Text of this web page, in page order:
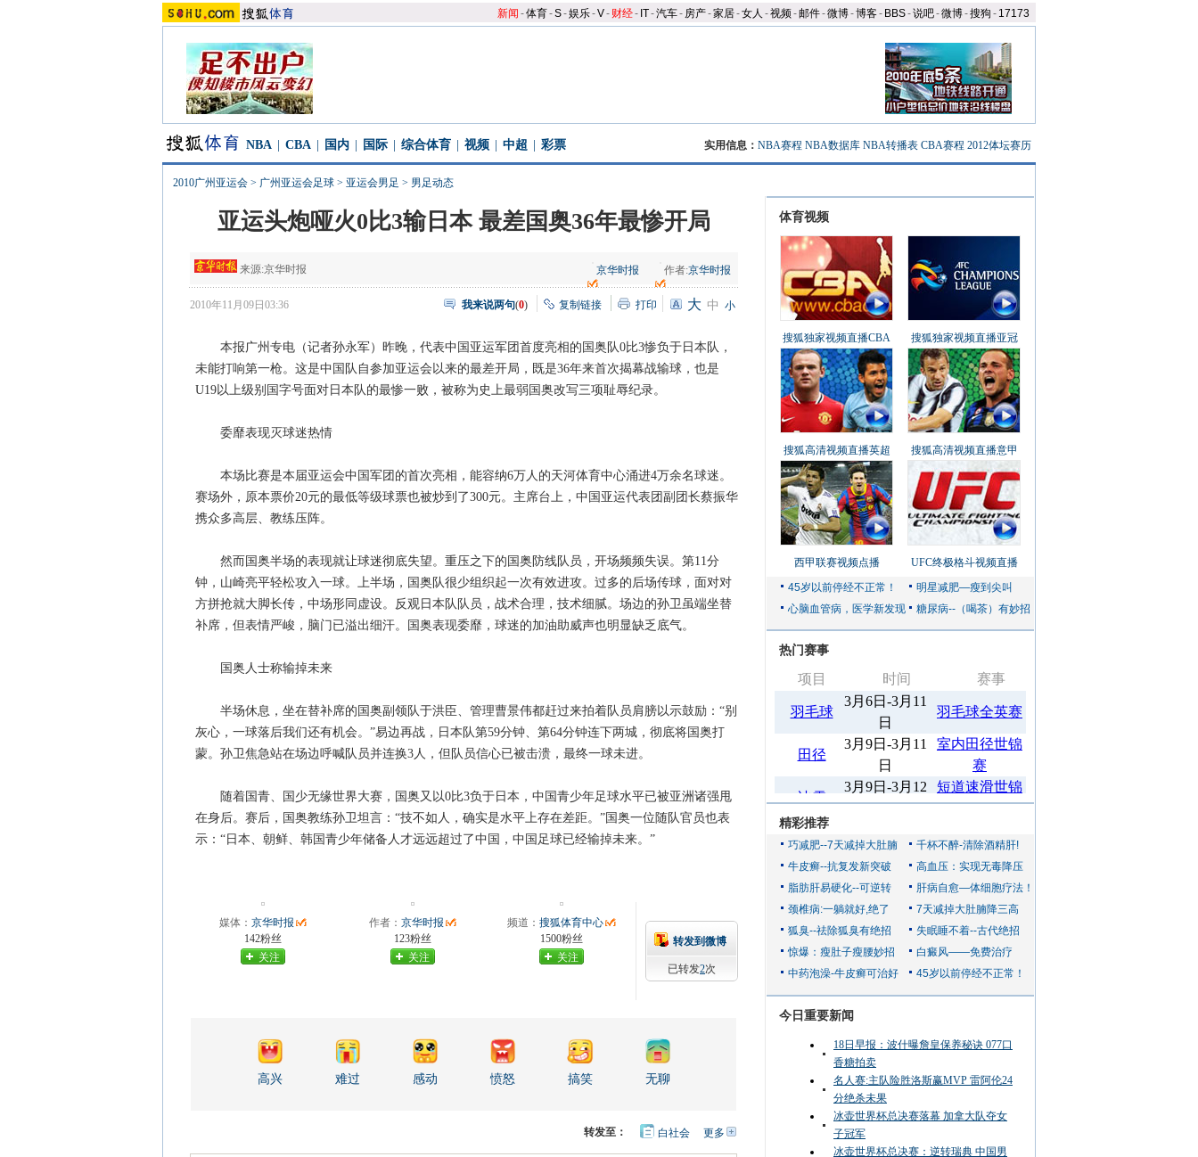
新闻 -体育-S-娱乐-V- 财经- IT-汽车- 房产-家居-女人 -视频-邮件-微博-博客- BBS-说吧-微博-搜狗 - 17173
NBA CBA 国内 国际 综合体育 视频 中超 彩票 实用信息： NBA赛程 NBA数据库 NBA转播表 CBA赛程 2012体坛赛历
2010广州亚运会 > 广州亚运会足球 > 亚运会男足 > 男足动态
亚运头炮哑火0比3输日本 最差国奥36年最惨开局
来源:京华时报 京华时报 作者:京华时报
2010年11月09日03:36 我来说两句(0) 复制链接 打印 大 中 小
本报广州专电（记者孙永军）昨晚，代表中国亚运军团首度亮相的国奥队0比3惨负于日本队，
未能打响第一枪。这是中国队自参加亚运会以来的最差开局，既是36年来首次揭幕战输球，也是
U19以上级别国字号面对日本队的最惨一败，被称为史上最弱国奥改写三项耻辱纪录。
委靡表现灭球迷热情
本场比赛是本届亚运会中国军团的首次亮相，能容纳6万人的天河体育中心涌进4万余名球迷。
赛场外，原本票价20元的最低等级球票也被炒到了300元。主席台上，中国亚运代表团副团长蔡振华
携众多高层、教练压阵。
然而国奥半场的表现就让球迷彻底失望。重压之下的国奥防线队员，开场频频失误。第11分
钟，山崎亮平轻松攻入一球。上半场，国奥队很少组织起一次有效进攻。过多的后场传球，面对对
方拼抢就大脚长传，中场形同虚设。反观日本队队员，战术合理，技术细腻。场边的孙卫虽端坐替
补席，但表情严峻，脑门已溢出细汗。国奥表现委靡，球迷的加油助威声也明显缺乏底气。
国奥人士称输掉未来
半场休息，坐在替补席的国奥副领队于洪臣、管理曹景伟都赶过来拍着队员肩膀以示鼓励：“别
灰心，一球落后我们还有机会。”易边再战，日本队第59分钟、第64分钟连下两城，彻底将国奥打
蒙。孙卫焦急站在场边呼喊队员并连换3人，但队员信心已被击溃，最终一球未进。
随着国青、国少无缘世界大赛，国奥又以0比3负于日本，中国青少年足球水平已被亚洲诸强甩
在身后。赛后，国奥教练孙卫坦言：“技不如人，确实是水平上存在差距。”国奥一位随队官员也表
示：“日本、朝鲜、韩国青少年储备人才远远超过了中国，中国足球已经输掉未来。”
媒体： 京华时报
142粉丝
关注
作者： 京华时报
123粉丝
关注
频道： 搜狐体育中心
1500粉丝
关注
转发到微博
已转发2次
高兴 难过 感动 愤怒 搞笑 无聊
更多开
转发至： 白社会
体育视频
搜狐独家视频直播CBA 搜狐独家视频直播亚冠
搜狐高清视频直播英超 搜狐高清视频直播意甲
西甲联赛视频点播 UFC终极格斗视频直播
热门赛事
精彩推荐
今日重要新闻